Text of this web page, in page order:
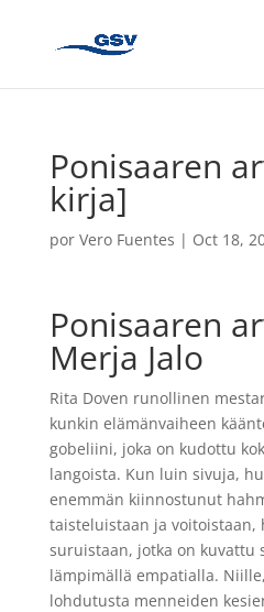
Ponisaaren
kirja]
por Vero Fuentes | Oct 18,
Ponisaaren
Merja Jalo
Rita Doven runollinen
kunkin elämänvaiheen
gobeliini, joka on kudottu
langoista. Kun luin sivuja,
enemmän kiinnostunut
taisteluistaan ja voitoistaan,
suruistaan, jotka on kuvattu
lämpimällä empatialla.
lohdutusta menneiden